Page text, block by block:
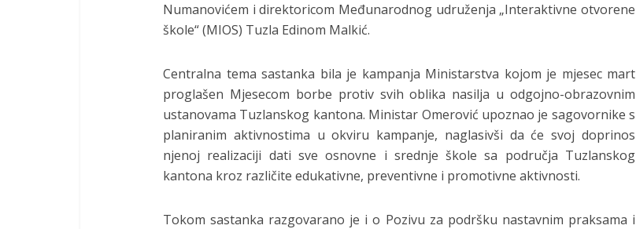
Numanovićem i direktoricom Međunarodnog udruženja „Interaktivne otvorene
škole“ (MIOS) Tuzla Edinom Malkić.
Centralna tema sastanka bila je kampanja Ministarstva kojom je mjesec mart
proglašen Mjesecom borbe protiv svih oblika nasilja u odgojno-obrazovnim
ustanovama Tuzlanskog kantona. Ministar Omerović upoznao je sagovornike s
planiranim aktivnostima u okviru kampanje, naglasivši da će svoj doprinos
njenoj realizaciji dati sve osnovne i srednje škole sa područja Tuzlanskog
kantona kroz različite edukativne, preventivne i promotivne aktivnosti.
Tokom sastanka razgovarano je i o Pozivu za podršku nastavnim praksama i